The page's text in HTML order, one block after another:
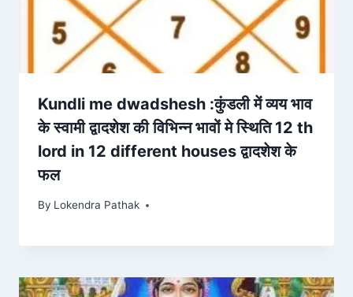
Kundli me dwadshesh :कुंडली में व्यय भाव
के स्वामी द्वादशेश की विभिन्न भावों मे स्थिति 12 th
lord in 12 different houses द्वादशेश के
फल
By Lokendra Pathak